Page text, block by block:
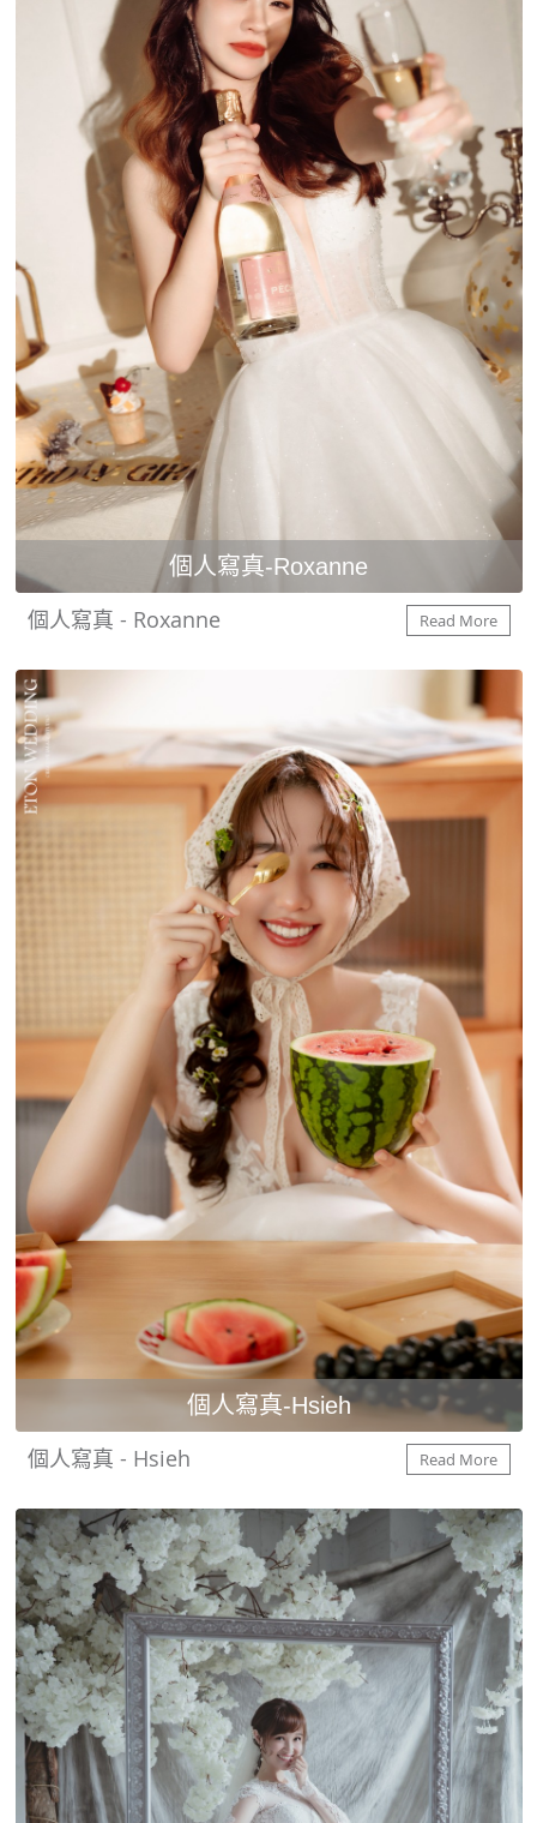
個人寫真-Roxanne
個人寫真 - Roxanne Read More
個人寫真-Hsieh
個人寫真 - Hsieh Read More